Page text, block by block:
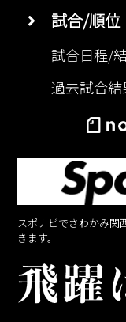
試合/順位
試合日程/
過去試合結
スポナビでさわかみ関
きます。